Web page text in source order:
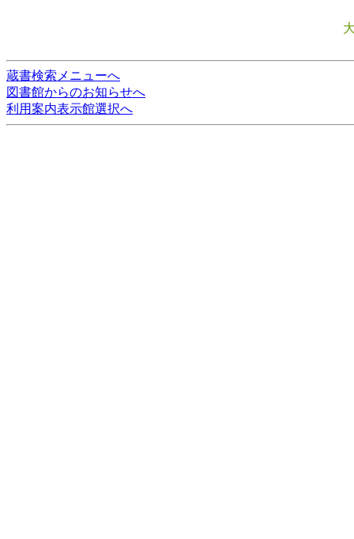
蔵書検索メニューへ
図書館からのお知らせへ
利用案内表示館選択へ